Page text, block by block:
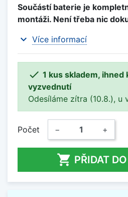
Součástí baterie je
montáži. Není třeba nic
expand_more Více informací
 1 kus skladem, ihned
vyzvednutí
Odesíláme zítra (10.8.), u
Počet − +
 PŘIDAT